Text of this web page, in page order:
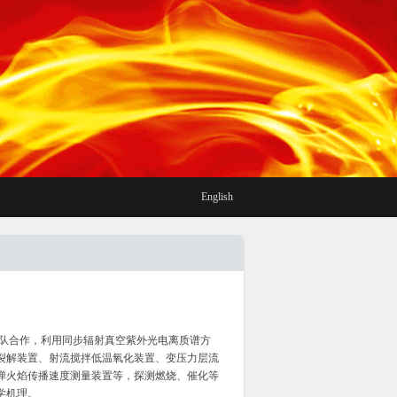
English
合作，利用同步辐射真空紫外光电离质谱方
装置、射流搅拌低温氧化装置、变压力层流
焰传播速度测量装置等，探测燃烧、催化等
理。